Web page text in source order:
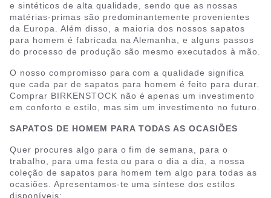
e sintéticos de alta qualidade, sendo que as nossas
matérias-primas são predominantemente provenientes
da Europa. Além disso, a maioria dos nossos sapatos
para homem é fabricada na Alemanha, e alguns passos
do processo de produção são mesmo executados à mão.
O nosso compromisso para com a qualidade significa
que cada par de sapatos para homem é feito para durar.
Comprar BIRKENSTOCK não é apenas um investimento
em conforto e estilo, mas sim um investimento no futuro.
SAPATOS DE HOMEM PARA TODAS AS OCASIÕES
Quer procures algo para o fim de semana, para o
trabalho, para uma festa ou para o dia a dia, a nossa
coleção de sapatos para homem tem algo para todas as
ocasiões. Apresentamos-te uma síntese dos estilos
disponíveis: